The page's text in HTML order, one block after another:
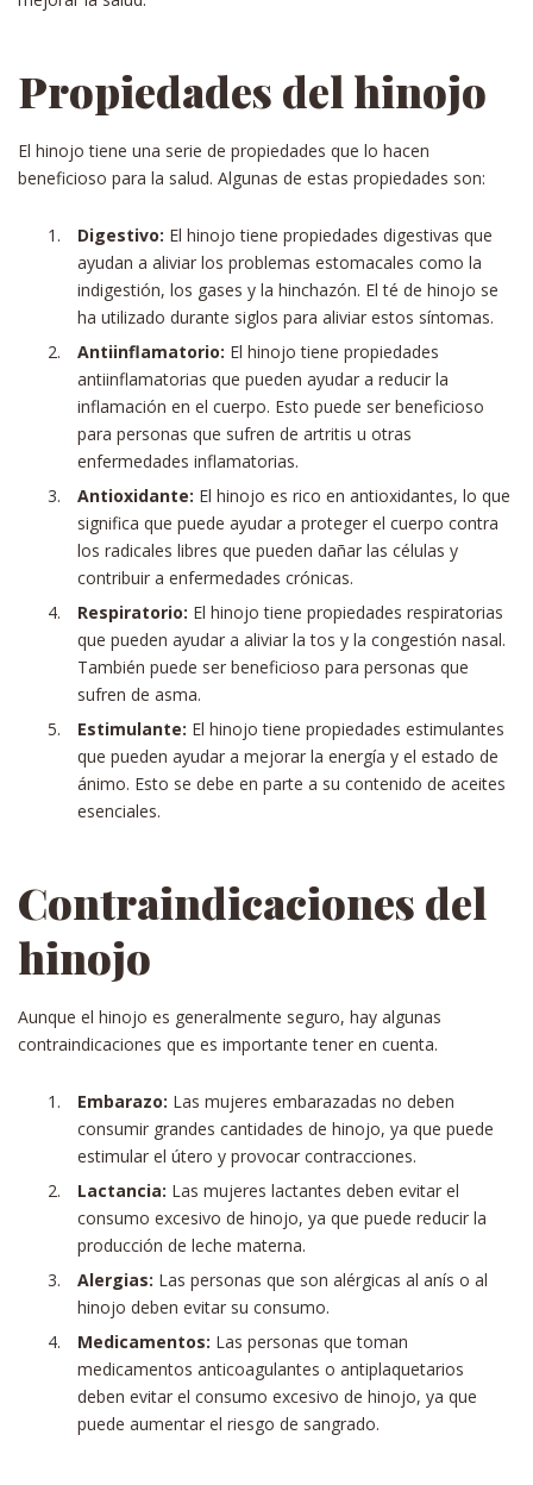
Propiedades del hinojo
El hinojo tiene una serie de propiedades que lo hacen
beneficioso para la salud. Algunas de estas propiedades son:
Digestivo: El hinojo tiene propiedades digestivas que
ayudan a aliviar los problemas estomacales como la
indigestión, los gases y la hinchazón. El té de hinojo se
ha utilizado durante siglos para aliviar estos síntomas.
Antiinflamatorio: El hinojo tiene propiedades
antiinflamatorias que pueden ayudar a reducir la
inflamación en el cuerpo. Esto puede ser beneficioso
para personas que sufren de artritis u otras
enfermedades inflamatorias.
Antioxidante: El hinojo es rico en antioxidantes, lo que
significa que puede ayudar a proteger el cuerpo contra
los radicales libres que pueden dañar las células y
contribuir a enfermedades crónicas.
Respiratorio: El hinojo tiene propiedades respiratorias
que pueden ayudar a aliviar la tos y la congestión nasal.
También puede ser beneficioso para personas que
sufren de asma.
Estimulante: El hinojo tiene propiedades estimulantes
que pueden ayudar a mejorar la energía y el estado de
ánimo. Esto se debe en parte a su contenido de aceites
esenciales.
Contraindicaciones del
hinojo
Aunque el hinojo es generalmente seguro, hay algunas
contraindicaciones que es importante tener en cuenta.
Embarazo: Las mujeres embarazadas no deben
consumir grandes cantidades de hinojo, ya que puede
estimular el útero y provocar contracciones.
Lactancia: Las mujeres lactantes deben evitar el
consumo excesivo de hinojo, ya que puede reducir la
producción de leche materna.
Alergias: Las personas que son alérgicas al anís o al
hinojo deben evitar su consumo.
Medicamentos: Las personas que toman
medicamentos anticoagulantes o antiplaquetarios
deben evitar el consumo excesivo de hinojo, ya que
puede aumentar el riesgo de sangrado.